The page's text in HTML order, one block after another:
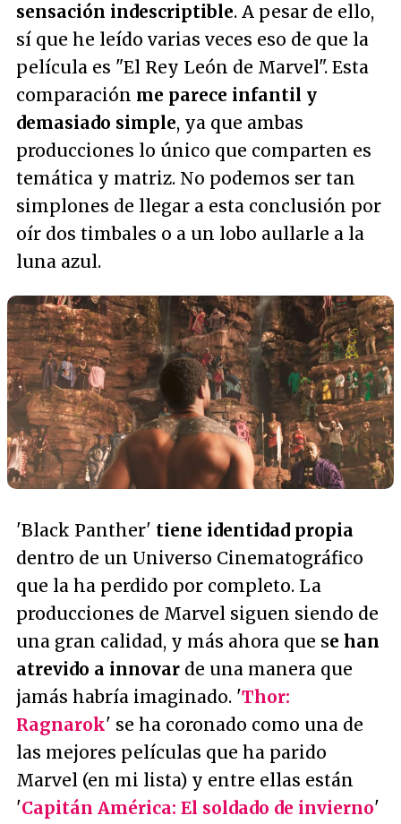
sensación indescriptible. A pesar de ello,
sí que he leído varias veces eso de que la
película es "El Rey León de Marvel". Esta
comparación me parece infantil y
demasiado simple, ya que ambas
producciones lo único que comparten es
temática y matriz. No podemos ser tan
simplones de llegar a esta conclusión por
oír dos timbales o a un lobo aullarle a la
luna azul.
'Black Panther' tiene identidad propia
dentro de un Universo Cinematográfico
que la ha perdido por completo. La
producciones de Marvel siguen siendo de
una gran calidad, y más ahora que se han
atrevido a innovar de una manera que
jamás habría imaginado. 'Thor:
Ragnarok' se ha coronado como una de
las mejores películas que ha parido
Marvel (en mi lista) y entre ellas están
'Capitán América: El soldado de invierno'